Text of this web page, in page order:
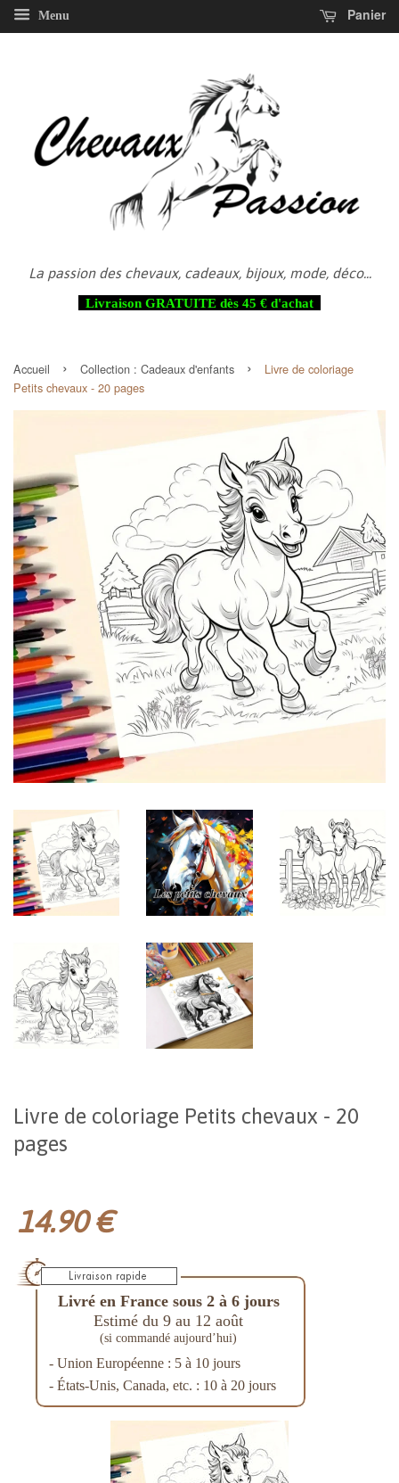
Menu Panier
La passion des chevaux, cadeaux, bijoux, mode, déco...
Livraison GRATUITE dès 45 € d'achat
Accueil › Collection : Cadeaux d'enfants ›
Livre de coloriage
Petits chevaux - 20 pages
Livre de coloriage Petits chevaux - 20
pages
14.90 €
Livré en France sous 2 à 6 jours
Estimé du 9 au 12 août
(si commandé aujourd’hui)
- Union Européenne : 5 à 10 jours
- États-Unis, Canada, etc. : 10 à 20 jours